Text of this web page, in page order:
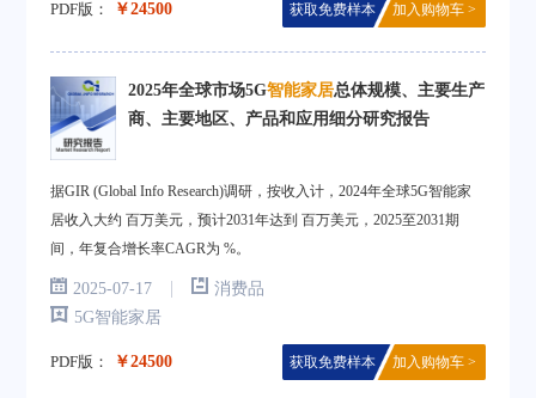
PDF版： ￥24500 获取免费样本 加入购物车 >
2025年全球市场5G智能家居总体规模、主要生产
商、主要地区、产品和应用细分研究报告
据GIR (Global Info Research)调研，按收入计，2024年全球5G智能家
居收入大约 百万美元，预计2031年达到 百万美元，2025至2031期
间，年复合增长率CAGR为 %。
2025-07-17 |
消费品
5G智能家居
PDF版： ￥24500 获取免费样本 加入购物车 >